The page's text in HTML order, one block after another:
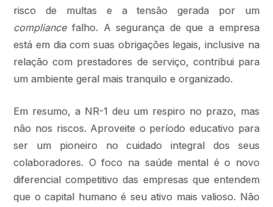
risco de multas e a tensão gerada por um
compliancefalho. A segurança de que a empresa
está em dia com suas obrigações legais, inclusive na
relação com prestadores de serviço, contribui para
um ambiente geral mais tranquilo e organizado.
Em resumo, a NR-1 deu um respiro no prazo, mas
não nos riscos. Aproveite o período educativo para
ser um pioneiro no cuidado integral dos seus
colaboradores. O foco na saúde mental é o novo
diferencial competitivo das empresas que entendem
que o capital humano é seu ativo mais valioso. Não